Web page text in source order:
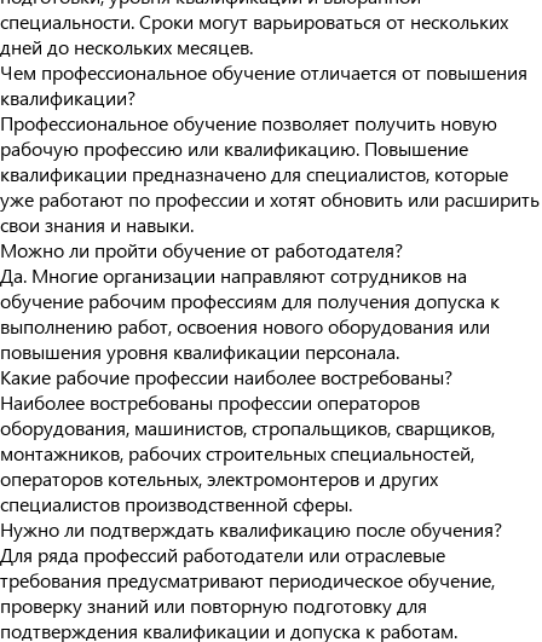
специальности. Сроки могут варьироваться от нескольких
дней до нескольких месяцев.
Чем профессиональное обучение отличается от повышения
квалификации?
Профессиональное обучение позволяет получить новую
рабочую профессию или квалификацию. Повышение
квалификации предназначено для специалистов, которые
уже работают по профессии и хотят обновить или расширить
свои знания и навыки.
Можно ли пройти обучение от работодателя?
Да. Многие организации направляют сотрудников на
обучение рабочим профессиям для получения допуска к
выполнению работ, освоения нового оборудования или
повышения уровня квалификации персонала.
Какие рабочие профессии наиболее востребованы?
Наиболее востребованы профессии операторов
оборудования, машинистов, стропальщиков, сварщиков,
монтажников, рабочих строительных специальностей,
операторов котельных, электромонтеров и других
специалистов производственной сферы.
Нужно ли подтверждать квалификацию после обучения?
Для ряда профессий работодатели или отраслевые
требования предусматривают периодическое обучение,
проверку знаний или повторную подготовку для
подтверждения квалификации и допуска к работам.